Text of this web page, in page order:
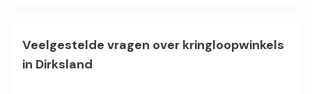
Veelgestelde vragen over kringloopwinkels
in Dirksland